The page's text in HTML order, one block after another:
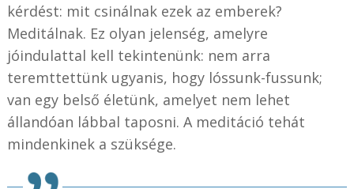
kérdést: mit csinálnak ezek az emberek?
Meditálnak. Ez olyan jelenség, amelyre
jóindulattal kell tekintenünk: nem arra
teremttettünk ugyanis, hogy lóssunk-fussunk;
van egy belső életünk, amelyet nem lehet
állandóan lábbal taposni. A meditáció tehát
mindenkinek a szüksége.